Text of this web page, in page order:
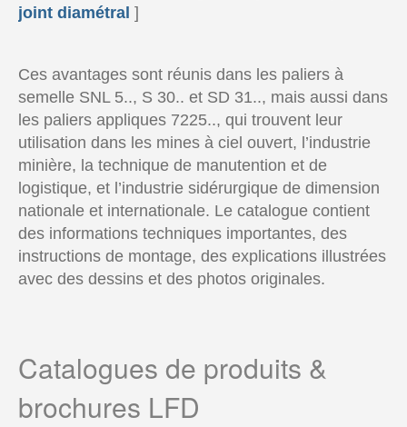
joint diamétral ]
Ces avantages sont réunis dans les paliers à
semelle SNL 5.., S 30.. et SD 31.., mais aussi dans
les paliers appliques 7225.., qui trouvent leur
utilisation dans les mines à ciel ouvert, l’industrie
minière, la technique de manutention et de
logistique, et l’industrie sidérurgique de dimension
nationale et internationale. Le catalogue contient
des informations techniques importantes, des
instructions de montage, des explications illustrées
avec des dessins et des photos originales.
Catalogues de produits &
brochures LFD